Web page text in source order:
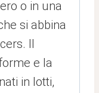
o in una
si abbina
Il
e la
in lotti,